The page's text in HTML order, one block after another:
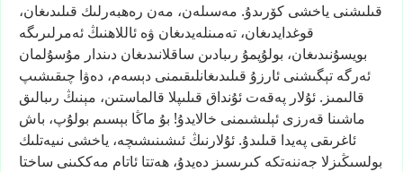
قىلىشنى ياخشى كۆرىدۇ. مەسىلەن، مەن رەھبەرلىك قىلىدىغان،
قوغدايدىغان، تەمىنلەيدىغان ۋە ئاللاھنىڭ ئەمرلىرىگە
بويسۇنىدىغان، بولۇپمۇ رىبادىن ساقلانىدىغان دىندار مۇسۇلمان
ئەرگە تېگىشنى ئارزۇ قىلىدىغانلىقىمنى دېسەم، دەۋا چىقىشىپ
قالىمىز. ئۇلار پەقەت ئۇنداق قىلىپلا قالماستىن، مېنىڭ رىبالىق
ماشىنا قەرزى ئېلىشىمنى خالايدۇ! بۇ ماڭا بېسىم بولۇپ، باش
ئاغرىقى پەيدا قىلىدۇ. ئۇلارنىڭ ئىشىنىشىچە، ياخشى نىيەتلىك
بولسىڭىزلا جەننەتكە كىرىسىز دەيدۇ، ھەتتا ئاتام مەككىنى ساختا